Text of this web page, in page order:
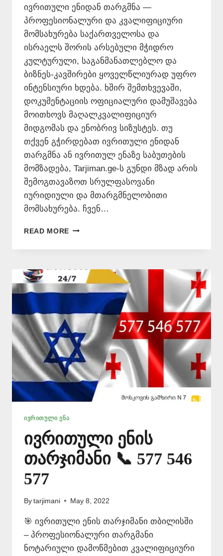
ივრითული ენიდან თარგმნა —
პროფესიონალური და კვალიფიციური
მომსახურება საქართველოსა და
ისრაელს შორის არსებული მჭიდრო
კულტურული, საგანმანათლებლო და
ბიზნეს-კავშირები ყოველწლიურად უფრო
ინტენსიური ხდება. ხშირ შემთხვევაში,
დოკუმენტაციის ოფიციალური დამუშავება
მოითხოვს მაღალკვალიფიციურ
მიდგომას და ენობრივ სიზუსტეს. თუ
თქვენ გჭირდებათ ივრითული ენიდან
თარგმნა ან ივრითულ ენაზე საბუთების
მომზადება, Tarjiman.ge-ს გუნდი მზად არის
შემოგთავაზოთ სრულფასოვანი
იურიდიული და მთარგმნელობითი
მომსახურება. ჩვენ…
READ MORE ᲘᲕᲠᲘᲗᲣᲚᲘ
ᲗᲐᲠᲒᲛᲜᲐ
577
546
577
ᲘᲕᲠᲘᲗᲣᲚᲘ ᲔᲜᲐ
ივრითული ენის
თარჯიმანი 📞 577 546
577
By tarjimani May 8, 2022
🎯 ივრითული ენის თარჯიმანი თბილისში
– პროფესიონალური თარგმანი
ნოტარიული დამოწმებით კვალიფიციური